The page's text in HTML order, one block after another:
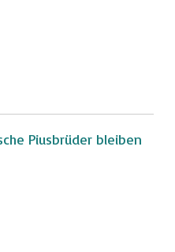
Piusbrüder bleiben